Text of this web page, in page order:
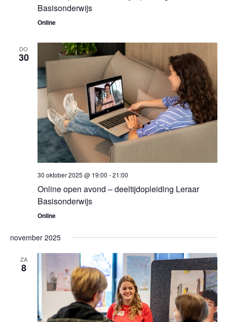
Basisonderwijs
Online
DO
30
30 oktober 2025 @ 19:00 -21:00
Online open avond – deeltijdopleiding Leraar
Basisonderwijs
Online
november 2025
ZA
8